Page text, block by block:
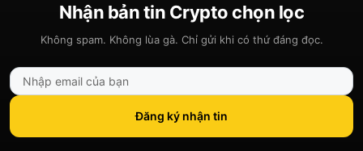
Nhận bản tin Crypto chọn lọc
Không spam. Không lùa gà. Chỉ gửi khi có thứ đáng đọc.
Đăng ký nhận tin